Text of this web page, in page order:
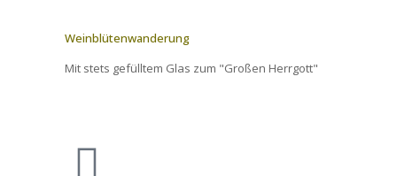
Weinblütenwanderung
Mit stets gefülltem Glas zum "Großen Herrgott"